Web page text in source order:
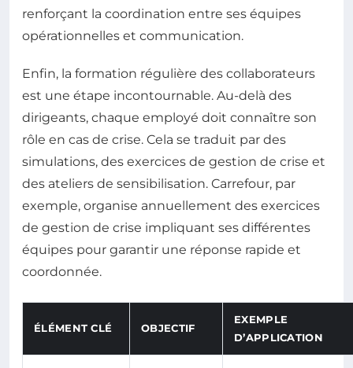
renforçant la coordination entre ses équipes
opérationnelles et communication.
Enfin, la formation régulière des collaborateurs
est une étape incontournable. Au-delà des
dirigeants, chaque employé doit connaître son
rôle en cas de crise. Cela se traduit par des
simulations, des exercices de gestion de crise et
des ateliers de sensibilisation. Carrefour, par
exemple, organise annuellement des exercices
de gestion de crise impliquant ses différentes
équipes pour garantir une réponse rapide et
coordonnée.
ÉLÉMENT CLÉ OBJECTIF
EXEMPLE
D’APPLICATION